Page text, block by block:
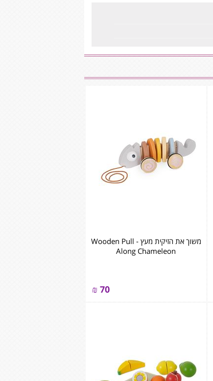
משוך את הזיקית מעץ - ‏‏‏‏Wooden Pull
Along Chameleon
70
₪